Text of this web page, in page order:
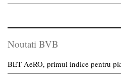
Noutati BVB
BET AeRO, primul indice pentru